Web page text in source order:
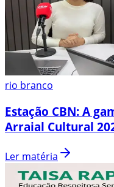
rio branco
Estação CBN: A
Arraial Cultural
Ler matéria